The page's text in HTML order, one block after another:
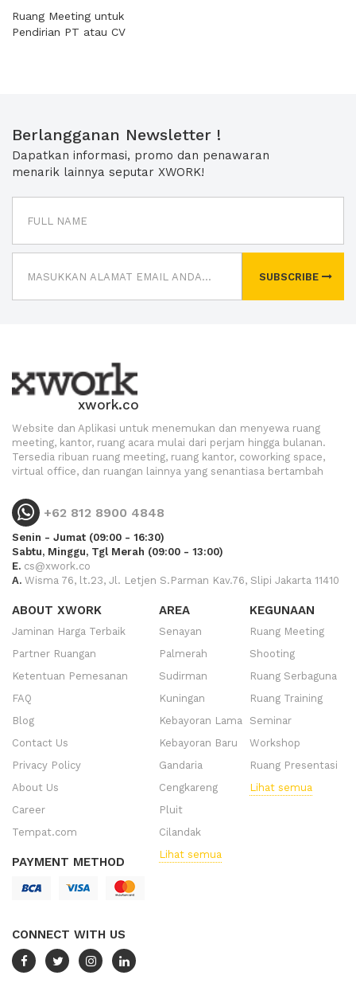
Ruang Meeting untuk
Pendirian PT atau CV
Berlangganan Newsletter !
Dapatkan informasi, promo dan penawaran
menarik lainnya seputar XWORK!
SUBSCRIBE
xwork.co
Website dan Aplikasi untuk menemukan dan menyewa ruang
meeting, kantor, ruang acara mulai dari perjam hingga bulanan.
Tersedia ribuan ruang meeting, ruang kantor, coworking space,
virtual office, dan ruangan lainnya yang senantiasa bertambah
+62 812 8900 4848
Senin - Jumat (09:00 - 16:30)
Sabtu, Minggu, Tgl Merah (09:00 - 13:00)
E. cs@xwork.co
A. Wisma 76, lt.23, Jl. Letjen S.Parman Kav.76, Slipi Jakarta 11410
ABOUT XWORK
Jaminan Harga Terbaik
Partner Ruangan
Ketentuan Pemesanan
FAQ
Blog
Contact Us
Privacy Policy
About Us
Career
Tempat.com
PAYMENT METHOD
CONNECT WITH US
AREA
Senayan
Palmerah
Sudirman
Kuningan
Kebayoran Lama
Kebayoran Baru
Gandaria
Cengkareng
Pluit
Cilandak
Lihat semua
KEGUNAAN
Ruang Meeting
Shooting
Ruang Serbaguna
Ruang Training
Seminar
Workshop
Ruang Presentasi
Lihat semua